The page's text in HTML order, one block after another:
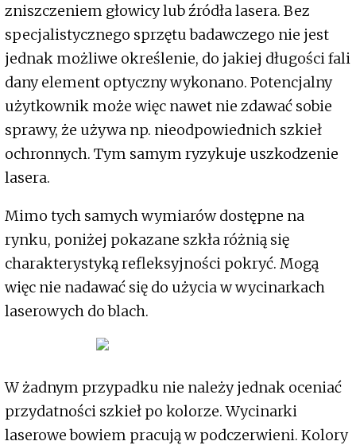
zniszczeniem głowicy lub źródła lasera. Bez
specjalistycznego sprzętu badawczego nie jest
jednak możliwe określenie, do jakiej długości fali
dany element optyczny wykonano. Potencjalny
użytkownik może więc nawet nie zdawać sobie
sprawy, że używa np. nieodpowiednich szkieł
ochronnych. Tym samym ryzykuje uszkodzenie
lasera.
Mimo tych samych wymiarów dostępne na
rynku, poniżej pokazane szkła różnią się
charakterystyką refleksyjności pokryć. Mogą
więc nie nadawać się do użycia w wycinarkach
laserowych do blach.
W żadnym przypadku nie należy jednak oceniać
przydatności szkieł po kolorze. Wycinarki
laserowe bowiem pracują w podczerwieni. Kolory